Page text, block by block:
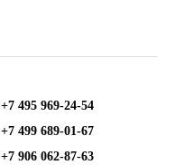
+7 495 969-24-54
+7 499 689-01-67
+7 906 062-87-63